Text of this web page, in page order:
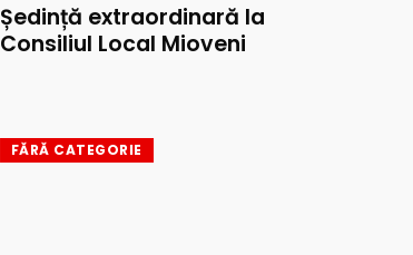
Ședință extraordinară la
Consiliul Local Mioveni
FĂRĂ CATEGORIE